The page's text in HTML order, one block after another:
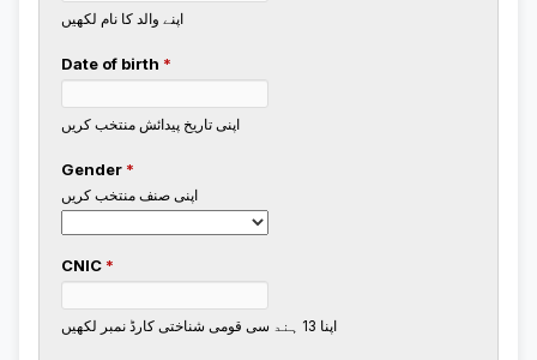
اپنے والد کا نام لکھیں
Date of birth *
اپنی تاریخ پیدائش منتخب کریں
Gender *
اپنی صنف منتخب کریں
CNIC *
اپنا 13 ہند سی قومی شناختی کارڈ نمبر لکھیں